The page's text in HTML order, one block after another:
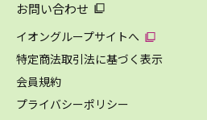
お問い合わせ
イオングループサイトへ
特定商法取引法に基づく表示
会員規約
プライバシーポリシー